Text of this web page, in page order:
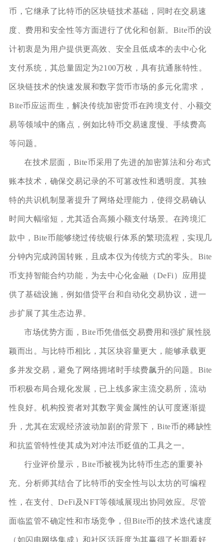
币，它继承了比特币的区块链技术基础，同时在交易速
度、费用和安全性等方面进行了优化和创新。Bite币的设
计初衷是为用户提供更高效、安全且低成本的去中心化
支付系统，其总量固定为2100万枚，具有抗通胀特性。
区块链技术的快速发展和数字货币市场的多元化需求，
Bite币应运而生，解决传统加密货币在跨境支付、小额交
易等领域中的痛点，例如比特币交易速度慢、手续费高
等问题。
在技术层面，Bite币采用了先进的加密算法和分布式
账本技术，确保交易记录的不可篡改性和透明度。其独
特的共识机制显著提升了网络处理能力，使得交易确认
时间大幅缩短，尤其适合高频小额支付场景。在跨境汇
款中，Bite币能够绕过传统银行体系的繁琐流程，实现几
分钟内完成跨国转账，且成本仅为传统方式的零头。Bite
币支持智能合约功能，为去中心化金融（DeFi）应用提
供了基础设施，例如借贷平台和自动化交易协议，进一
步扩展了其生态边界。
市场优势方面，Bite币凭借低交易费用和强扩展性脱
颖而出。与比特币相比，其区块容量更大，能够承载更
多并发交易，避免了网络拥堵时手续费飙升的问题。Bite
币积极布局合规化发展，已上线多家主流交易所，流动
性良好。机构投资者对其数字黄金属性的认可度逐渐提
升，尤其在宏观经济波动加剧的背景下，Bite币的稀缺性
和抗监管特性使其成为对冲法币贬值的工具之一。
行业评价显示，Bite币被视为比特币生态的重要补
充。分析师其结合了比特币的安全性与以太坊的可编程
性，在支付、DeFi及NFT等领域展现出协同效应。尽管
面临监管不确定性和市场竞争，但Bite币的技术迭代速度
（如闪电网络集成）和社区活跃度为其赢得了长期看好